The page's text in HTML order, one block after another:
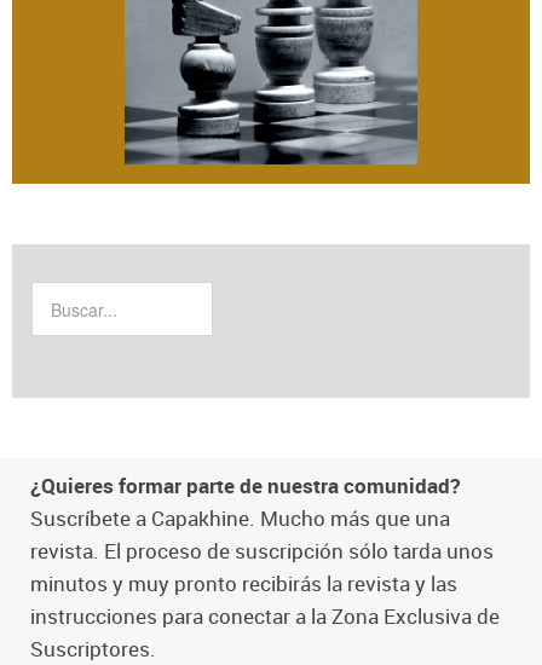
¿Quieres formar parte de nuestra comunidad?
Suscríbete a Capakhine. Mucho más que una
revista. El proceso de suscripción sólo tarda unos
minutos y muy pronto recibirás la revista y las
instrucciones para conectar a la Zona Exclusiva de
Suscriptores.